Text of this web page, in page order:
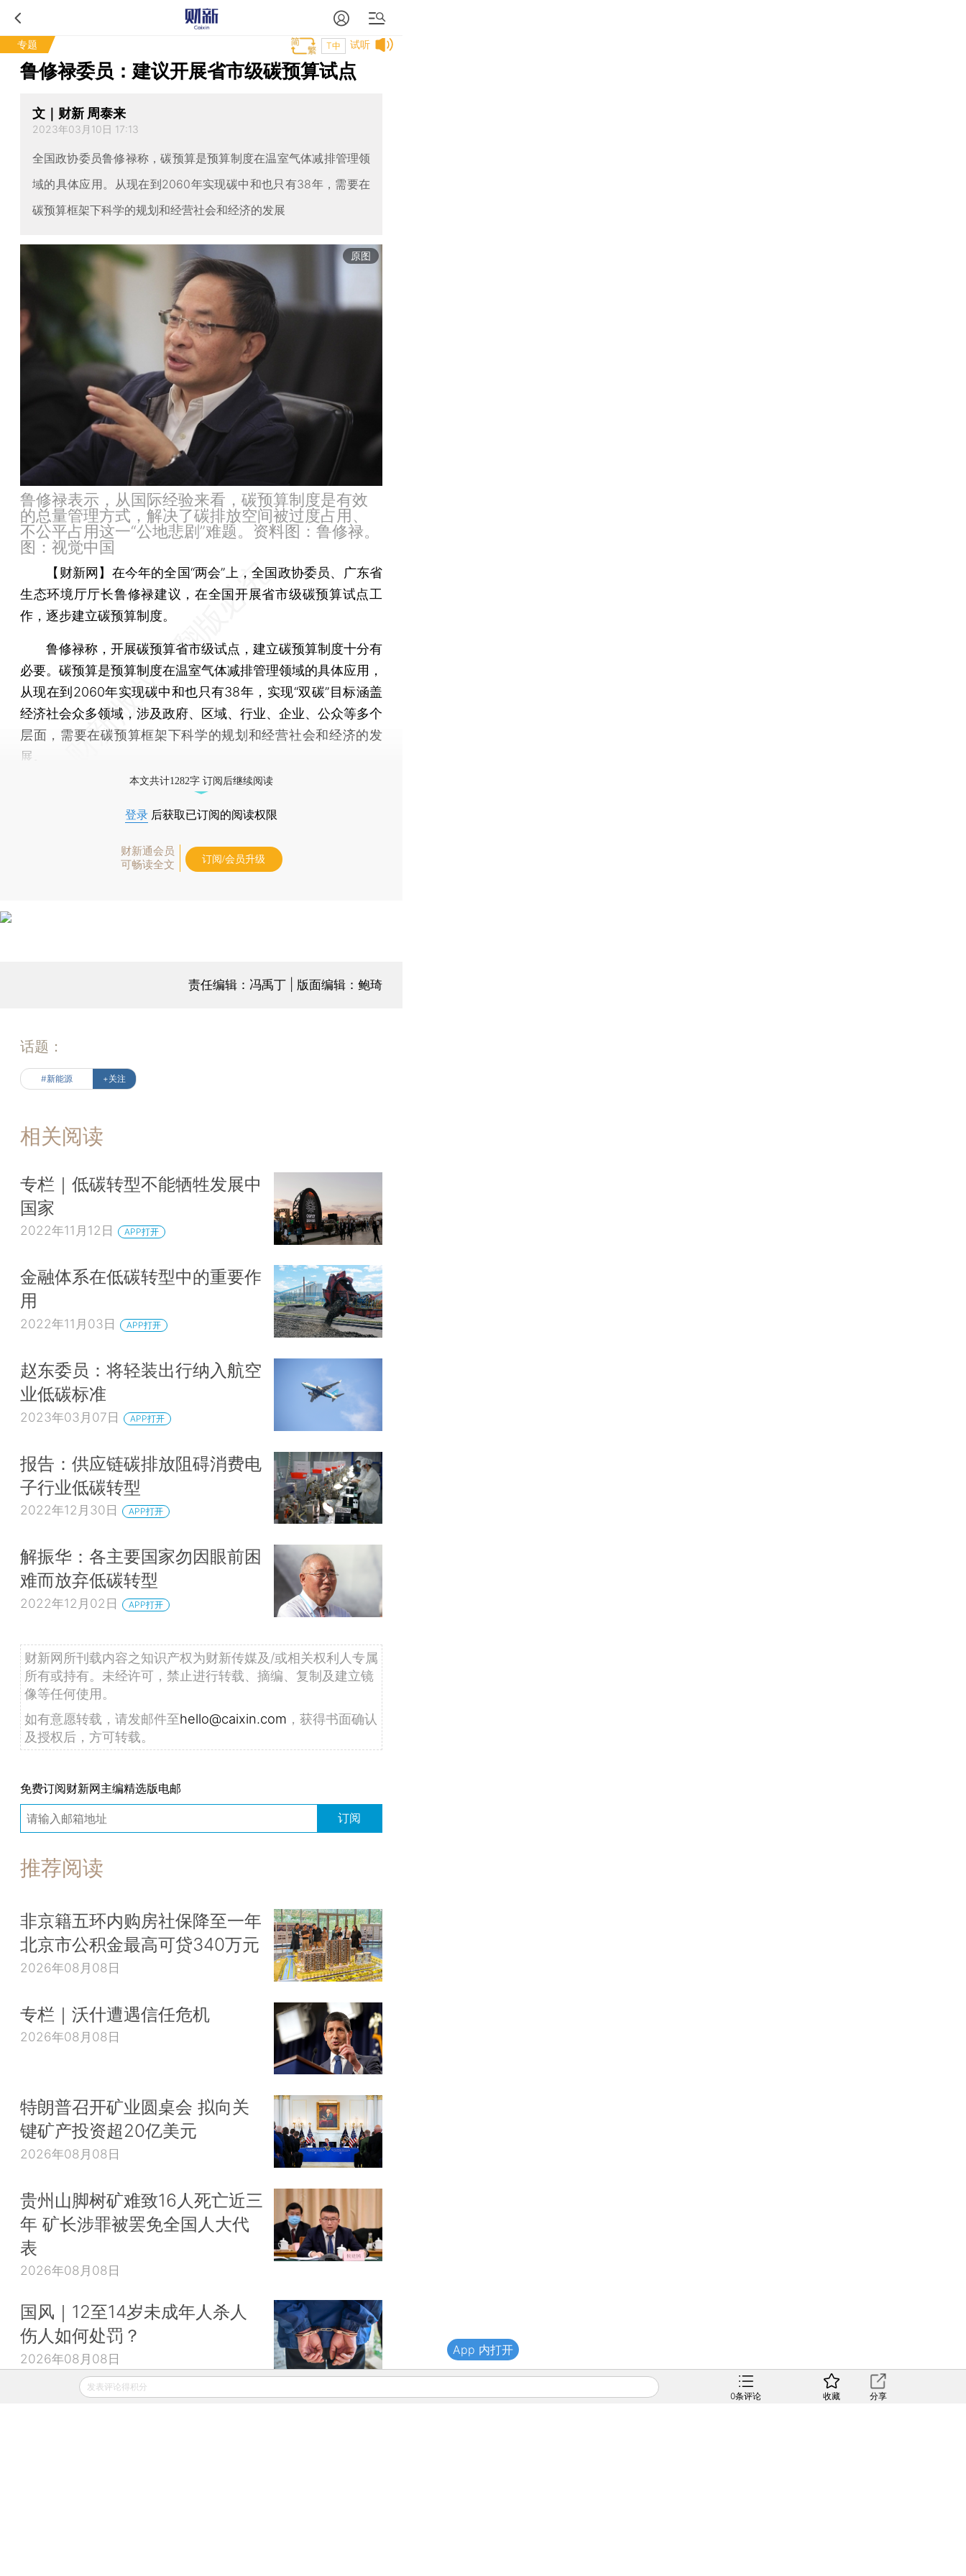
专题 试听
T中
鲁修禄委员：建议开展省市级碳预算试点
文｜财新 周泰来
2023年03月10日 17:13
全国政协委员鲁修禄称，碳预算是预算制度在温室气体减排管理领
域的具体应用。从现在到2060年实现碳中和也只有38年，需要在
碳预算框架下科学的规划和经营社会和经济的发展
原图
鲁修禄表示，从国际经验来看，碳预算制度是有效
的总量管理方式，解决了碳排放空间被过度占用、
不公平占用这一“公地悲剧”难题。资料图：鲁修禄。
图：视觉中国
【财新网】 在今年的全国“两会”上，全国政协委员、广东省
生态环境厅厅长鲁修禄建议，在全国开展省市级碳预算试点工
作，逐步建立碳预算制度。
鲁修禄称，开展碳预算省市级试点，建立碳预算制度十分有
必要。碳预算是预算制度在温室气体减排管理领域的具体应用，
从现在到2060年实现碳中和也只有38年，实现“双碳”目标涵盖
经济社会众多领域，涉及政府、区域、行业、企业、公众等多个
层面，需要在碳预算框架下科学的规划和经营社会和经济的发
展。
本文共计1282字 订阅后继续阅读
登录 后获取已订阅的阅读权限
财新通会员
可畅读全文
订阅/会员升级
责任编辑：冯禹丁 | 版面编辑：鲍琦
话题：
#新能源 +关注
相关阅读
专栏｜低碳转型不能牺牲发展中
国家
2022年11月12日 APP打开
金融体系在低碳转型中的重要作
用
2022年11月03日 APP打开
赵东委员：将轻装出行纳入航空
业低碳标准
2023年03月07日 APP打开
报告：供应链碳排放阻碍消费电
子行业低碳转型
2022年12月30日 APP打开
解振华：各主要国家勿因眼前困
难而放弃低碳转型
2022年12月02日 APP打开
财新网所刊载内容之知识产权为财新传媒及/或相关权利人专属
所有或持有。未经许可，禁止进行转载、摘编、复制及建立镜
像等任何使用。
如有意愿转载，请发邮件至hello@caixin.com ，获得书面确认
及授权后，方可转载。
免费订阅财新网主编精选版电邮
订阅
推荐阅读
非京籍五环内购房社保降至一年
北京市公积金最高可贷340万元
2026年08月08日
专栏｜沃什遭遇信任危机
2026年08月08日
特朗普召开矿业圆桌会 拟向关
键矿产投资超20亿美元
2026年08月08日
贵州山脚树矿难致16人死亡近三
年 矿长涉罪被罢免全国人大代
表
2026年08月08日
国风｜12至14岁未成年人杀人
伤人如何处罚？
2026年08月08日
发表评论得积分
0条评论 收藏 分享
App 内打开